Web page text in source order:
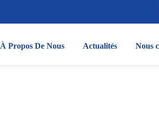
À Propos De Nous Actualités Nous